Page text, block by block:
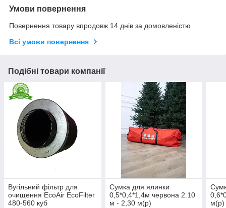
Умови повернення
Повернення товару впродовж 14 днів за домовленістю
Всі умови повернення
Подібні товари компанії
Вугільний фільтр для
очищення EcoAir EcoFilter
480-560 куб
Сумка для ялинки
0,5*0,4*1,4м червона 2.10
м - 2,30 м(р)
м(р)